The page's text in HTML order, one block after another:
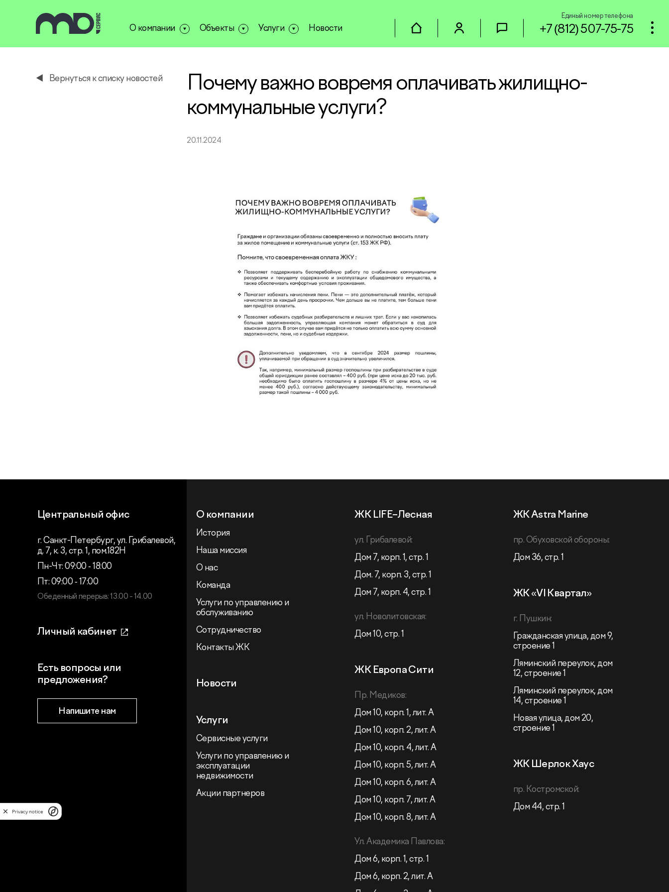
О компании Объекты Услуги Новости
Единый номер телефона
+7 (812) 507-75-75
Вернуться к списку новостей
Почему важно вовремя оплачивать жилищно-
коммунальные услуги?
20.11.2024
Центральный офис
г. Санкт-Петербург, ул. Грибалевой,
д. 7, к. 3, стр. 1, пом.182Н
Пн-Чт: 09:00 ‑ 18:00
Пт: 09:00 ‑ 17:00
Обеденный перерыв: 13.00 - 14.00
Личный кабинет
Есть вопросы или
предложения?
Напишите нам
О компании
История
Наша миссия
О нас
Команда
Услуги по управлению и
обслуживанию
Сотрудничество
Контакты ЖК
Новости
Услуги
Сервисные услуги
Услуги по управлению и
эксплуатации
недвижимости
Акции партнеров
ЖК LIFE–Лесная
ул. Грибалевой:
Дом 7, корп. 1, стр. 1
Дом. 7, корп. 3, стр. 1
Дом 7, корп. 4, стр. 1
ул. Новолитовская:
Дом 10, стр. 1
ЖК Европа Сити
Пр. Медиков:
Дом 10, корп. 1, лит. А
Дом 10, корп. 2, лит. А
Дом 10, корп. 4, лит. А
Дом 10, корп. 5, лит. А
Дом 10, корп. 6, лит. А
Дом 10, корп. 7, лит. А
Дом 10, корп. 8, лит. А
Ул. Академика Павлова:
Дом 6, корп. 1, стр. 1
Дом 6, корп. 2, лит. А
ЖК Astra Marine
пр. Обуховской обороны:
Дом 36, стр. 1
ЖК «VI Квартал»
г. Пушкин:
Гражданская улица, дом 9,
строение 1
Ляминский переулок, дом
12, строение 1
Ляминский переулок, дом
14, строение 1
Новая улица, дом 20,
строение 1
ЖК Шерлок Хаус
пр. Костромской:
Дом 44, стр. 1
Privacy notice